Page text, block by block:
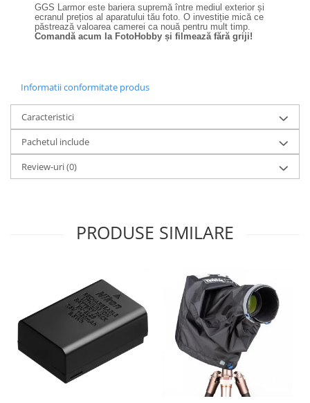
Genti Laptop si iPad
Hand Strap / Grip
Solid-State Drive (SSD)
Video / Camere si accesorii
Camere video profesionale
Camere Video Cinematice
Camere video de actiune
Acumulatori camere video
Huse Protectie / Ploaie camere
video
Accesorii diverse pt camere video
Camere Video Cinematice
GGS Larmor este bariera supremă între mediul exterior și
ecranul prețios al aparatului tău foto. O investiție mică ce
păstrează valoarea camerei ca nouă pentru mult timp.
Comandă acum la FotoHobby și filmează fără griji!
Informatii conformitate produs
Caracteristici
Pachetul include
Review-uri(0)
PRODUSE SIMILARE